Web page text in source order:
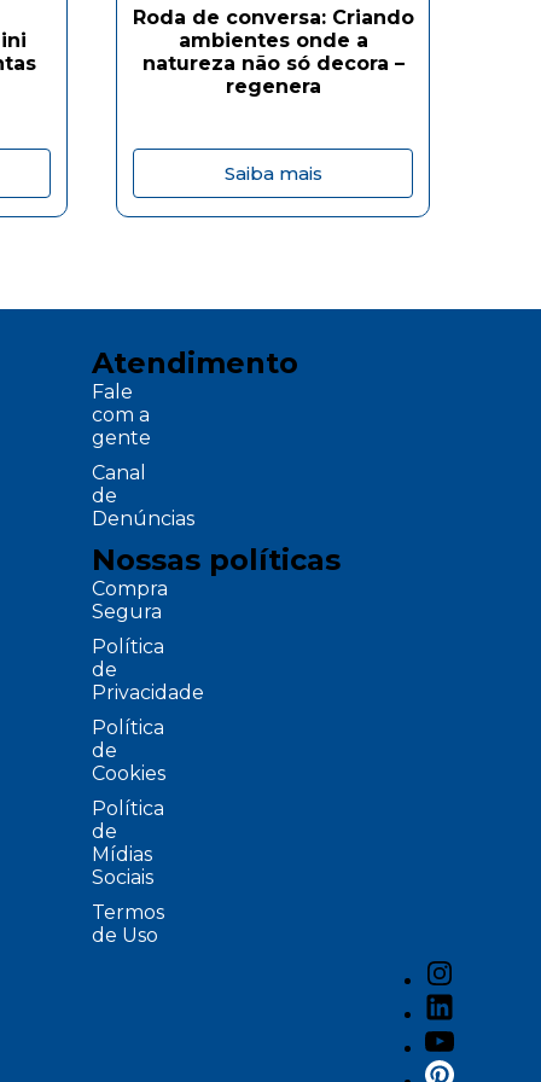
Roda de conversa: Criando
ambientes onde a
natureza não só decora –
regenera
Saiba mais
Atendimento
Fale
com a
gente
Canal
de
Denúncias
Nossas políticas
Compra
Segura
Política
de
Privacidade
Política
de
Cookies
Política
de
Mídias
Sociais
Termos
de Uso